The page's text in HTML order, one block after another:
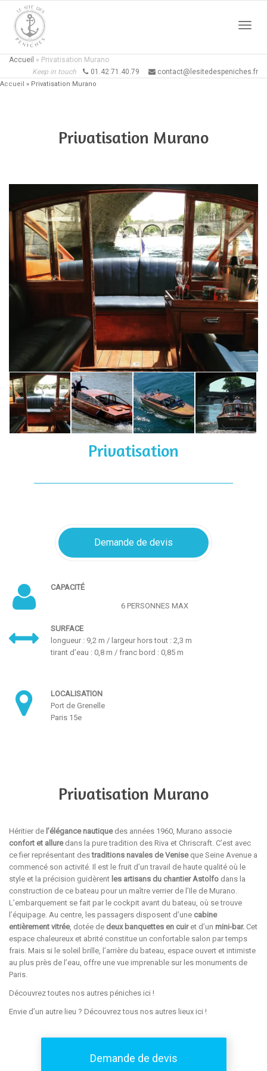
Accueil » Privatisation Murano
Keep in touch
01.42.71.40.79 contact@lesitedespeniches.fr
Accueil » Privatisation Murano
Privatisation Murano
Privatisation
Demande de devis
CAPACITÉ
6 PERSONNES MAX
SURFACE
longueur : 9,2 m / largeur hors tout : 2,3 m
tirant d’eau : 0,8 m / franc bord : 0,85 m
LOCALISATION
Port de Grenelle
Paris 15e
Privatisation Murano
Héritier de l’élégance nautiquedes années 1960, Murano associe
confort et alluredans la pure tradition des Riva et Chriscraft. C’est avec
ce fier représentant destraditions navales de Veniseque Seine Avenue a
commencé son activité. Il est le fruit d’un travail de haute qualité où le
style et la précision guidèrent les artisans du chantier Astolfo dans la
construction de ce bateau pour un maître verrier de l’Ile de Murano.
L’embarquement se fait par le cockpit avant du bateau, où se trouve
l’équipage. Au centre, les passagers disposent d’une cabine
entièrement vitrée, dotée de deux banquettes en cuiret d’un mini-bar. Cet
espace chaleureux et abrité constitue un confortable salon par temps
frais. Mais si le soleil brille, l’arrière du bateau, espace ouvert et intimiste
au plus près de l’eau, offre une vue imprenable sur les monuments de
Paris.
Découvrez toutes nos autres péniches ici !
Envie d’un autre lieu ? Découvrez tous nos autres lieux ici !
Demande de devis